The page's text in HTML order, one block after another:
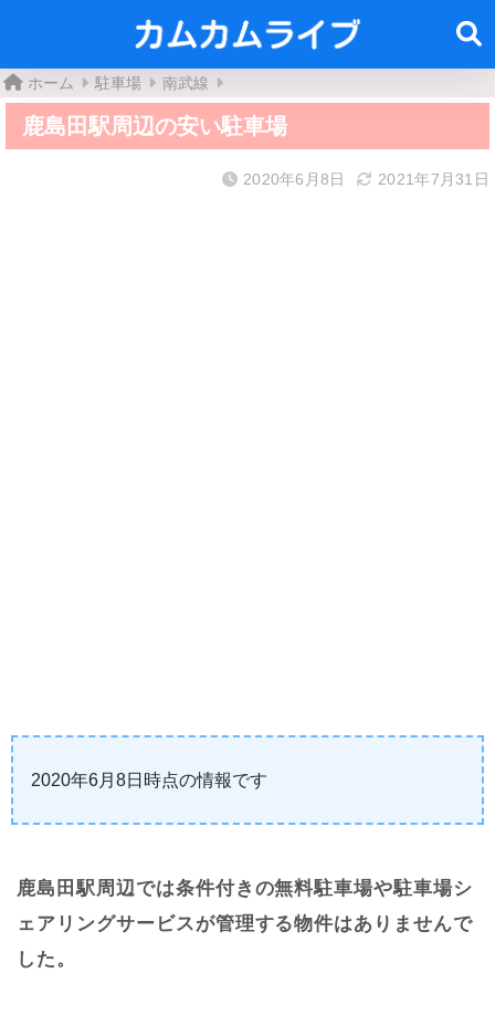
ホーム 駐車場 南武線
鹿島田駅周辺の安い駐車場
2020年6月8日 2021年7月31日
2020年6月8日時点の情報です
鹿島田駅周辺では条件付きの無料駐車場や駐車場シ
ェアリングサービスが管理する物件はありませんで
した。